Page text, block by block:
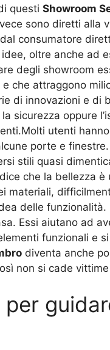
questi Showroom
sono diretti alla
consumatore
oltre anche ad
degli showroom
che attraggono
di innovazioni e di
sicurezza oppure
utenti
porte e
stili quasi
che la bellezza è
materiali,
delle
Essi aiutano ad
funzionali e
diventa anche
non si cade